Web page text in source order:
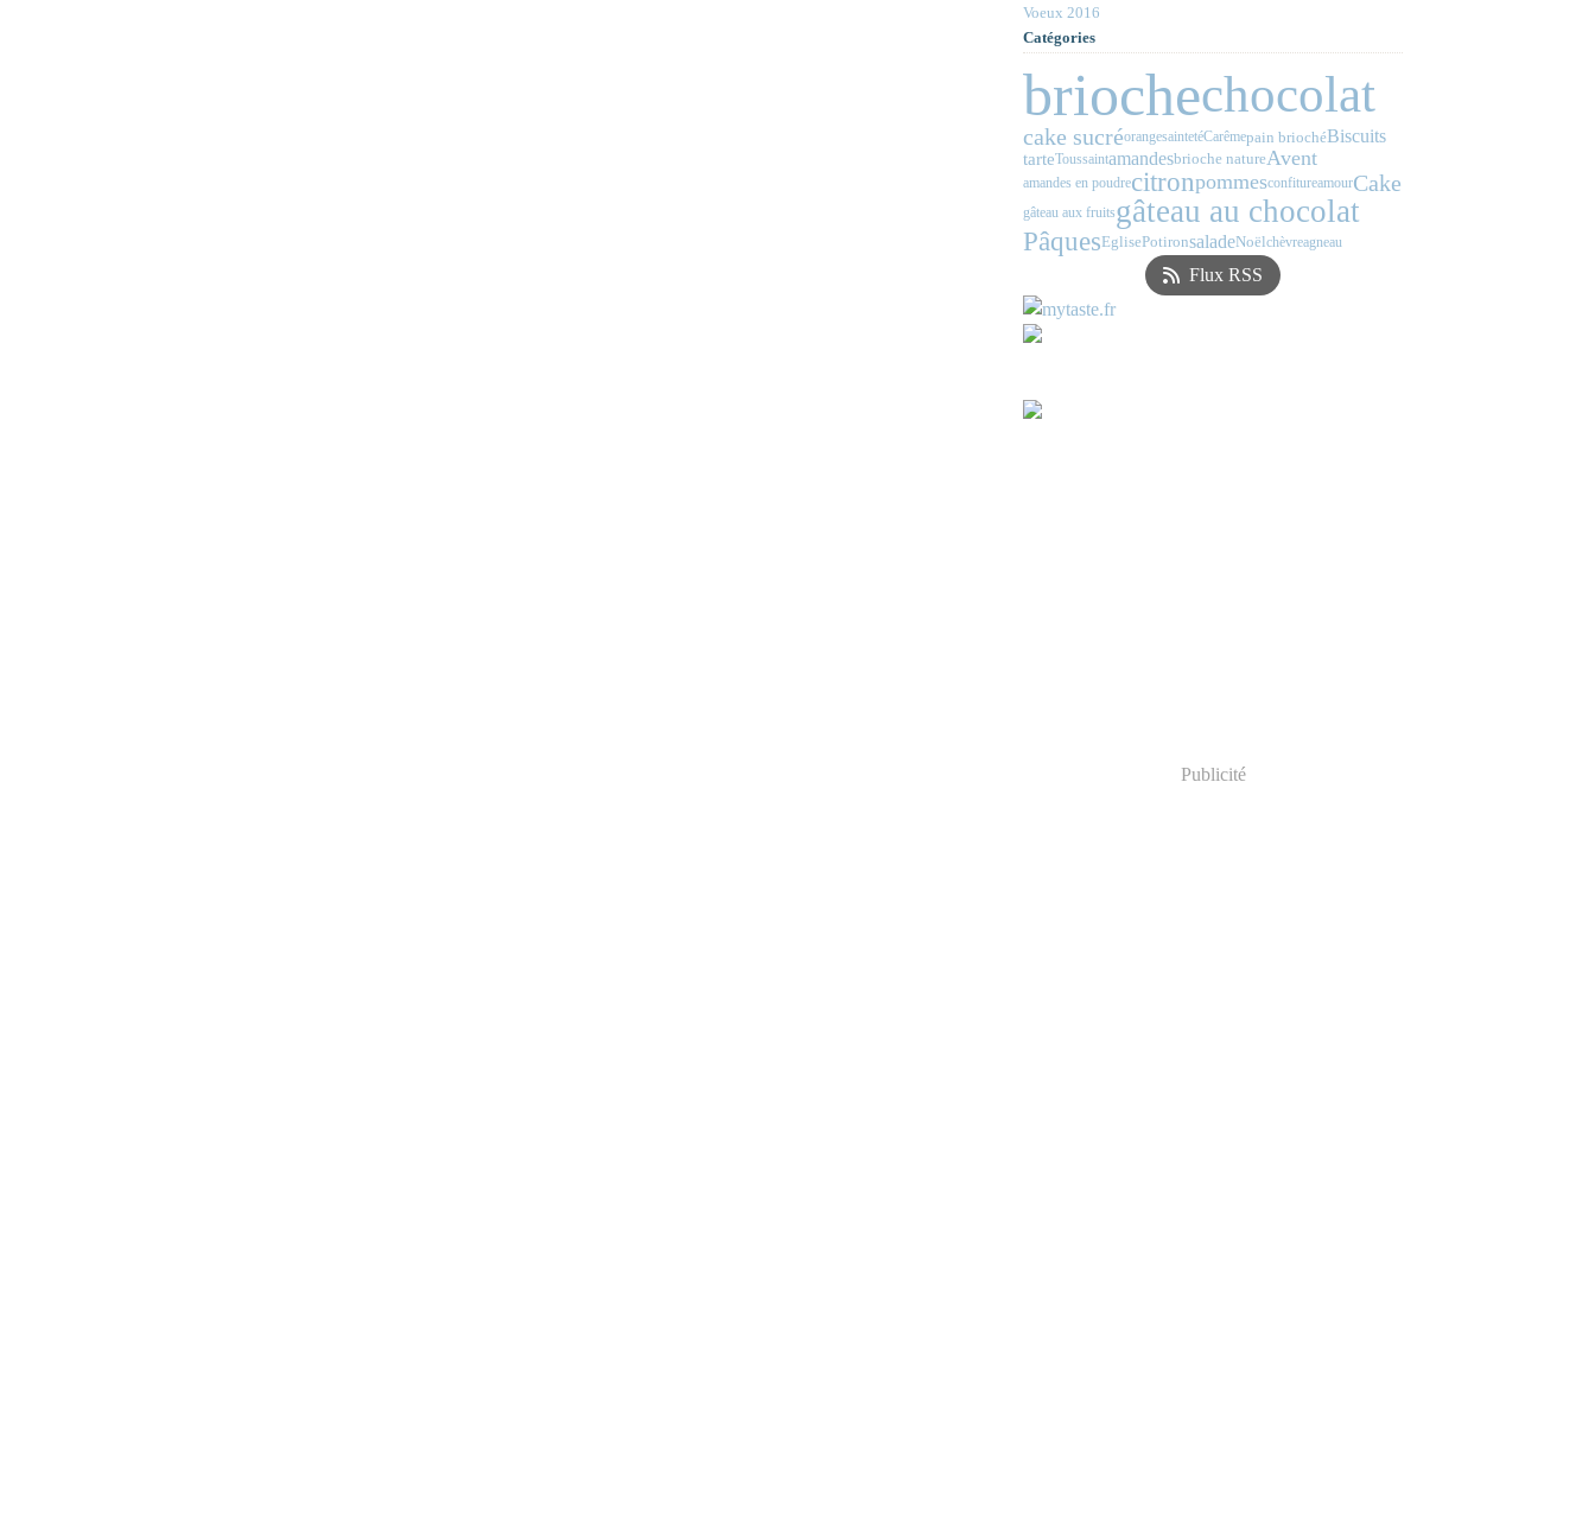
Voeux 2016
Catégories
briochechocolat
cake sucréorangesaintetéCarêmepain briochéBiscuits
tarteToussaintamandesbrioche natureAvent
amandes en poudrecitronpommesconfitureamourCake
gâteau aux fruitsgâteau au chocolat
PâquesEglisePotironsaladeNoëlchèvreagneau
Flux RSS
Publicité